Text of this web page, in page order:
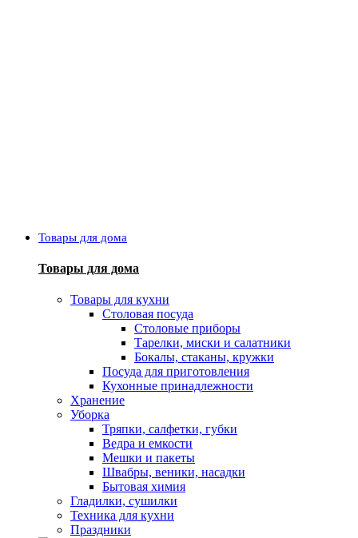
Товары для дома
Товары для дома
Товары для кухни
Столовая посуда
Столовые приборы
Тарелки, миски и салатники
Бокалы, стаканы, кружки
Посуда для приготовления
Кухонные принадлежности
Хранение
Уборка
Тряпки, салфетки, губки
Ведра и емкости
Мешки и пакеты
Швабры, веники, насадки
Бытовая химия
Гладилки, сушилки
Техника для кухни
Праздники